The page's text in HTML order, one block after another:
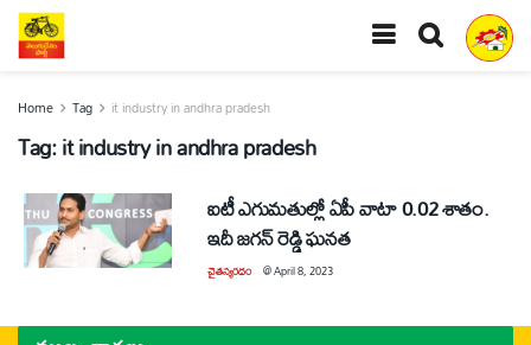
Home Tag it industry in andhra pradesh
Tag:it industry in andhra pradesh
ఐటీ ఎగుమతుల్లో ఏపీ వాటా 0.02 శాతం.
ఇదీ జగన్ రెడ్డి ఘనత
చైతన్యరధం @April 8, 2023